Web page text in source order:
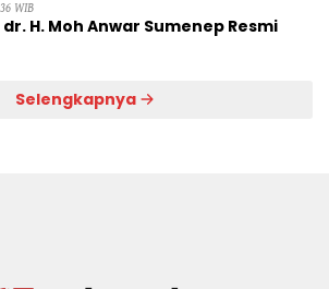
WIB
dr. H. Moh Anwar Sumenep Resmi
Selengkapnya